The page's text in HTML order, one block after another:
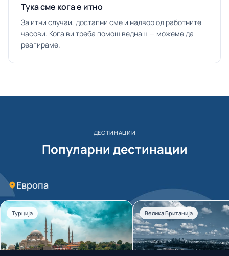
Тука сме кога е итно
За итни случаи, достапни сме и надвор од работните
часови. Кога ви треба помош веднаш — можеме да
реагираме.
ДЕСТИНАЦИИ
Популарни дестинации
Европа
Турција Велика Британија